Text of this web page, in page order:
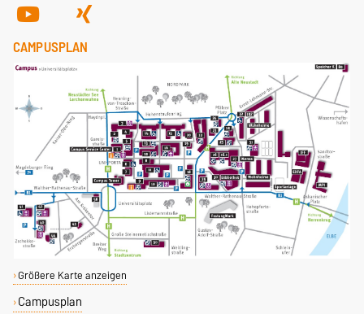
CAMPUSPLAN
Größere Karte anzeigen
Campusplan